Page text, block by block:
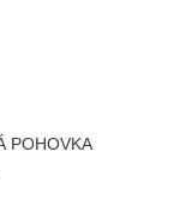
POHOVKA